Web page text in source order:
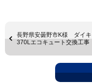
長野県安曇野市K様 ダイキ
370Lエコキュート交換工事